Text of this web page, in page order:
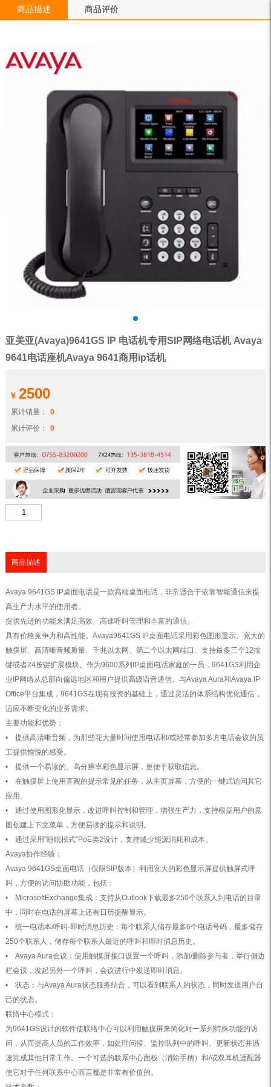
亚美亚(Avaya)9641GS IP 电话机专用SIP网络电话机 Avaya
9641电话座机Avaya 9641商用ip话机
¥ 2500
累计销量：
0
累计评价：
0
商品描述
商品描述 商品评价
Avaya 9641GS IP桌面电话是一款高端桌面电话，非常适合于依靠智能通信来提
高生产力水平的使用者。
提供先进的功能来满足高效、高速呼叫管理和丰富的通信。
具有价格竞争力和高性能。Avaya9641GS IP桌面电话采用彩色图形显示、宽大的
触摸屏、高清晰音频质量、千兆以太网、第二个以太网端口、支持最多三个12按
键或者24按键扩展模块。作为9600系列IP桌面电话家庭的一员，9641GS利用企
业IP网络从总部向偏远地区和用户提供高级语音通信。与Avaya Aura和Avaya IP
Office平台集成，9641GS在现有投资的基础上，通过灵活的体系结构优化通信，
适应不断变化的业务需求。
主要功能和优势：
• 提供高清晰音频，为那些花大量时间使用电话和/或经常参加多方电话会议的员
工提供愉悦的感受。
• 提供一个易读的、高分辨率彩色显示屏，更便于获取信息。
• 在触摸屏上使用直观的提示常见的任务，从主页屏幕，方便的一键式访问其它
应用。
• 通过使用图形化显示，改进呼叫控制和管理，增强生产力，支持根据用户的意
图创建上下文菜单，方便易读的提示和说明。
• 通过采用“睡眠模式”PoE类2设计，支持减少能源消耗和成本。
Avaya协作经验：
Avaya 9641GS桌面电话（仅限SIP版本）利用宽大的彩色显示屏提供触屏式呼
叫，方便的访问协助功能，包括：
• MicrosoftExchange集成：支持从Outlook下载最多250个联系人到电话的目录
中，同时在电话的屏幕上还有日历提醒显示。
• 统一电话本/呼叫-即时消息历史：每个联系人储存最多6个电话号码，最多储存
250个联系人，储存每个联系人最近的呼叫和即时消息历史。
• Avaya Aura会议：使用触摸屏接口设置一个呼叫，添加/删除参与者，举行侧边
栏会议，发起另外一个呼叫，会议进行中发送即时消息。
• 状态：与Avaya Aura状态服务结合，可以看到联系人的状态，同时发送用户自
己的状态。
联络中心模式：
为9641GS设计的软件使联络中心可以利用触摸屏来简化对一系列特殊功能的访
问，从而提高人员的工作效率，如处理问候、监控队列中的呼叫、更新状态并迅
速完成其他日常工作。一个可选的联系中心面板（消除手柄）和/或双耳机适配器
使它对于任何联系中心而言都是非常有价值的。